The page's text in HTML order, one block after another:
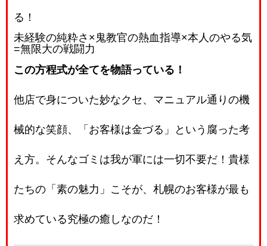
る！
未経験の純粋さ × 鬼教官の熱血指導×本人のやる気
=無限大の戦闘力
この方程式が全てを物語っている！
他店で身についた妙なクセ、マニュアル通りの機
械的な笑顔、「お客様は金づる」という腐った考
え方。そんなゴミは我が軍には一切不要だ！貴様
たちの「素の魅力」こそが、札幌のお客様が最も
求めている究極の癒しなのだ！